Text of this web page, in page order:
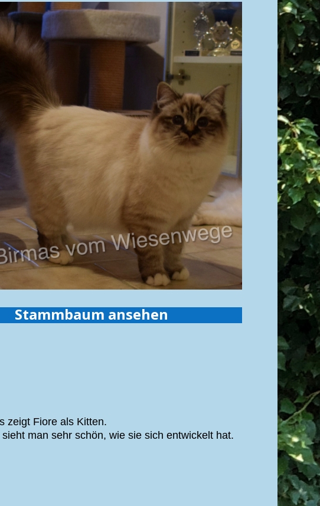
Stammbaum ansehen
zeigt Fiore als Kitten.
man sehr schön, wie sie sich entwickelt hat.